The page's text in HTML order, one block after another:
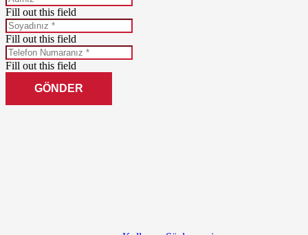
Fill out this field
Fill out this field
Fill out this field
GÖNDER